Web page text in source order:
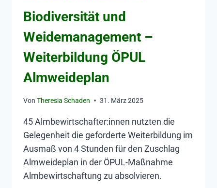
Biodiversität und
Weidemanagement –
Weiterbildung ÖPUL
Almweideplan
Von Theresia Schaden 31. März 2025
45 Almbewirtschafter:innen nutzten die
Gelegenheit die geforderte Weiterbildung im
Ausmaß von 4 Stunden für den Zuschlag
Almweideplan in der ÖPUL-Maßnahme
Almbewirtschaftung zu absolvieren.